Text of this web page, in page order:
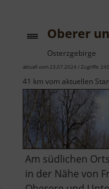
Oberer
Osterzgebirge
aktuell vom 23.07.2024 / Zugriffe:
41 km vom aktuellen
Am südlichen
in der Nähe von